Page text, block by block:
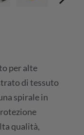
per alte
di tessuto
spirale in
qualità,